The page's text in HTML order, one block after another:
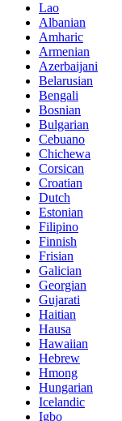
Lao
Albanian
Amharic
Armenian
Azerbaijani
Belarusian
Bengali
Bosnian
Bulgarian
Cebuano
Chichewa
Corsican
Croatian
Dutch
Estonian
Filipino
Finnish
Frisian
Galician
Georgian
Gujarati
Haitian
Hausa
Hawaiian
Hebrew
Hmong
Hungarian
Icelandic
Igbo